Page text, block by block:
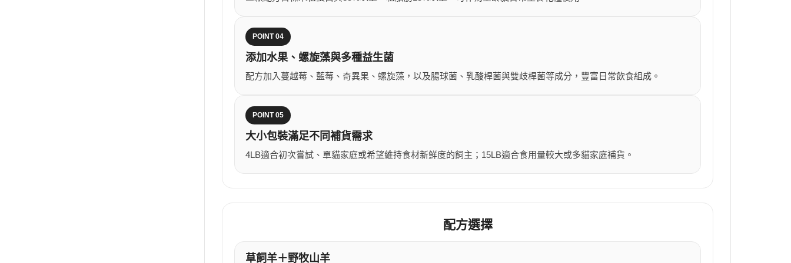
POINT 04
添加水果、螺旋藻與多種益生菌
配方加入蔓越莓、藍莓、奇異果、螺旋藻，以及腸球菌、乳酸桿菌與雙歧桿菌等成分，豐富日常飲食組成。
POINT 05
大小包裝滿足不同補貨需求
4LB適合初次嘗試、單貓家庭或希望維持食材新鮮度的飼主；15LB適合食用量較大或多貓家庭補貨。
配方選擇
草飼羊＋野牧山羊